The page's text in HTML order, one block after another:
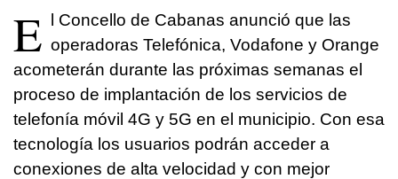
E l Concello de Cabanas anunció que las
operadoras Telefónica, Vodafone y Orange
acometerán durante las próximas semanas el
proceso de implantación de los servicios de
telefonía móvil 4G y 5G en el municipio. Con esa
tecnología los usuarios podrán acceder a
conexiones de alta velocidad y con mejor